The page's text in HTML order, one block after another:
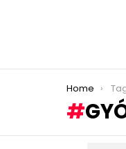
You are here:
Home